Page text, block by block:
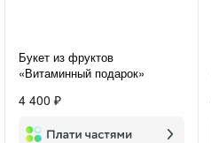
Букет из фруктов
«Витаминный подарок»
4 400 ₽